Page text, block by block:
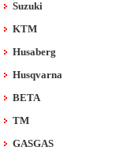
Suzuki
KTM
Husaberg
Husqvarna
BETA
TM
GASGAS